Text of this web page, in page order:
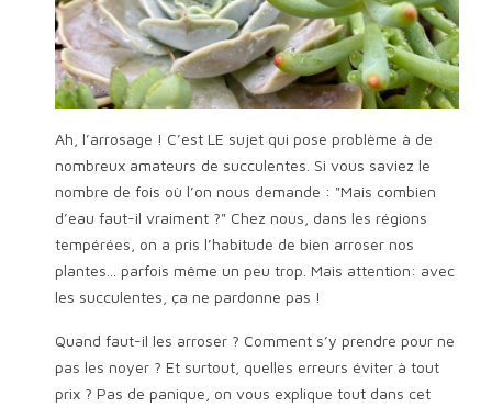
Ah, l’arrosage ! C’est LE sujet qui pose problème à de
nombreux amateurs de succulentes. Si vous saviez le
nombre de fois où l’on nous demande : "Mais combien
d’eau faut-il vraiment ?" Chez nous, dans les régions
tempérées, on a pris l’habitude de bien arroser nos
plantes... parfois même un peu trop. Mais attention: avec
les succulentes, ça ne pardonne pas !
Quand faut-il les arroser ? Comment s’y prendre pour ne
pas les noyer ? Et surtout, quelles erreurs éviter à tout
prix ? Pas de panique, on vous explique tout dans cet